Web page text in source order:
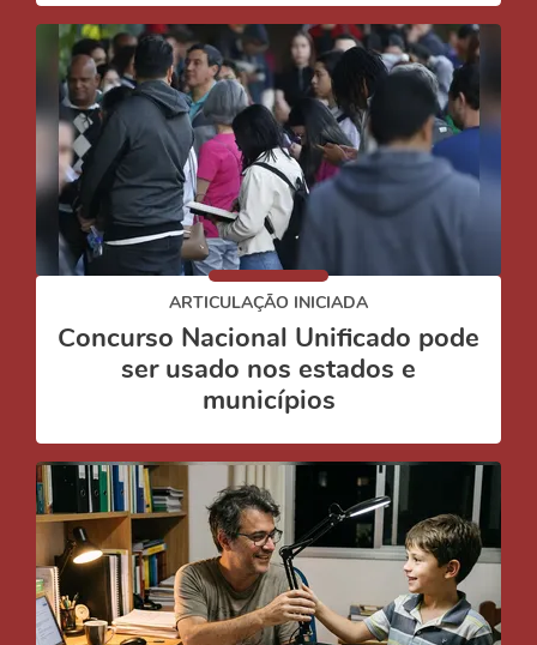
ARTICULAÇÃO INICIADA
Concurso Nacional Unificado pode
ser usado nos estados e
municípios